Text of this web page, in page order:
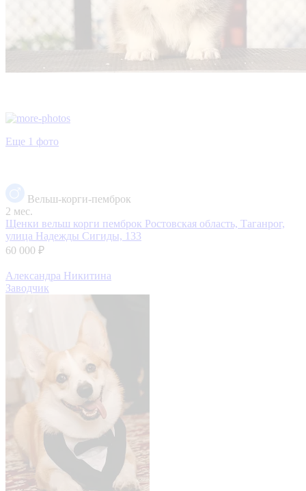
Еще 1 фото
Вельш-корги-пемброк
2 мес.
Щенки вельш корги пемброк Ростовская область, Таганрог,
улица Надежды Сигиды, 133
60 000 ₽
Александра Никитина
Заводчик